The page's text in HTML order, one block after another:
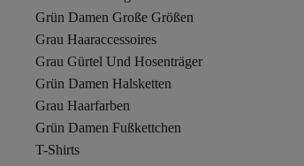
Grün Damen Große Größen
Grau Haaraccessoires
Grau Gürtel Und Hosenträger
Grün Damen Halsketten
Grau Haarfarben
Grün Damen Fußkettchen
T-Shirts